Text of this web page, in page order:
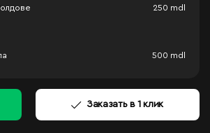
250 mdl
500 mdl
Заказать в 1 клик